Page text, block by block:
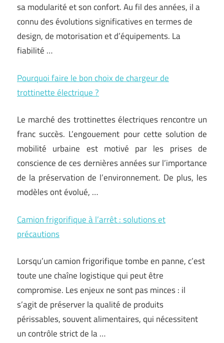
sa modularité et son confort. Au fil des années, il a
connu des évolutions significatives en termes de
design, de motorisation et d’équipements. La
fiabilité …
Pourquoi faire le bon choix de chargeur de
trottinette électrique ?
Le marché des trottinettes électriques rencontre un
franc succès. L’engouement pour cette solution de
mobilité urbaine est motivé par les prises de
conscience de ces dernières années sur l’importance
de la préservation de l’environnement. De plus, les
modèles ont évolué, …
Camion frigorifique à l’arrêt : solutions et
précautions
Lorsqu’un camion frigorifique tombe en panne, c’est
toute une chaîne logistique qui peut être
compromise. Les enjeux ne sont pas minces : il
s’agit de préserver la qualité de produits
périssables, souvent alimentaires, qui nécessitent
un contrôle strict de la …